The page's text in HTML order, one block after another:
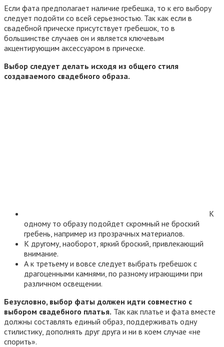
Если фата предполагает наличие гребешка, то к его выбору
следует подойти со всей серьезностью. Так как если в
свадебной прическе присутствует гребешок, то в
большинстве случаев он и является ключевым
акцентирующим аксессуаром в прическе.
Выбор следует делать исходя из общего стиля
создаваемого свадебного образа.
К
одному то образу подойдет скромный не броский
гребень, например из прозрачных материалов.
К другому, наоборот, яркий броский, привлекающий
внимание.
А к третьему и вовсе следует выбрать гребешок с
драгоценными камнями, по разному играющими при
различном освещении.
Безусловно, выбор фаты должен идти совместно с
выбором свадебного платья. Так как платье и фата вместе
должны составлять единый образ, поддерживать одну
стилистику, дополнять друг друга и ни в коем случае «не
спорить».